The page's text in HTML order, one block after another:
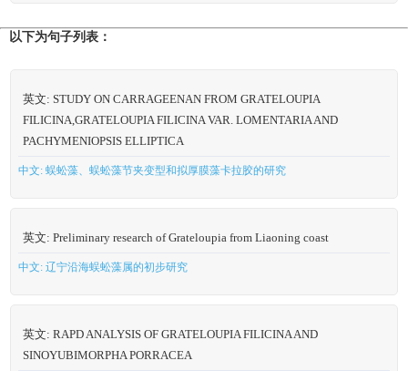
以下为句子列表：
英文: STUDY ON CARRAGEENAN FROM GRATELOUPIA
FILICINA,GRATELOUPIA FILICINA VAR. LOMENTARIA AND
PACHYMENIOPSIS ELLIPTICA
中文: 蜈蚣藻、蜈蚣藻节夹变型和拟厚膜藻卡拉胶的研究
英文: Preliminary research of Grateloupia from Liaoning coast
中文: 辽宁沿海蜈蚣藻属的初步研究
英文: RAPD ANALYSIS OF GRATELOUPIA FILICINA AND
SINOYUBIMORPHA PORRACEA